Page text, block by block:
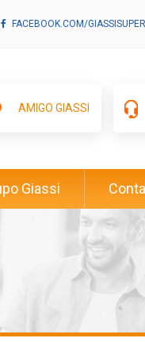
FACEBOOK.COM/
AMIGO GIASSI
Giassi